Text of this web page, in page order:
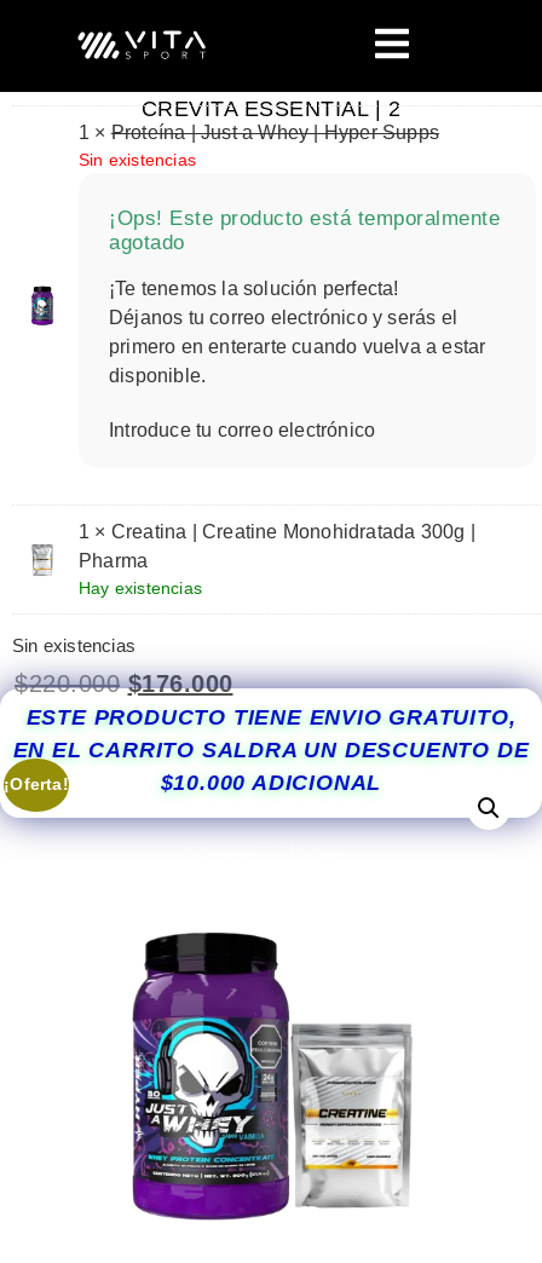
CREVITA ESSENTIAL | 2
1 ×Proteína | Just a Whey | Hyper Supps
Sin existencias
¡Ops! Este producto está temporalmente
agotado
¡Te tenemos la solución perfecta!
Déjanos tu correo electrónico y serás el
primero en enterarte cuando vuelva a estar
disponible.
Introduce tu correo electrónico
1 × Creatina | Creatine Monohidratada 300g |
Pharma
Hay existencias
Sin existencias
$220.000 $176.000
ESTE PRODUCTO TIENE ENVIO GRATUITO,
EN EL CARRITO SALDRA UN DESCUENTO DE
$10.000 ADICIONAL
¡Oferta!